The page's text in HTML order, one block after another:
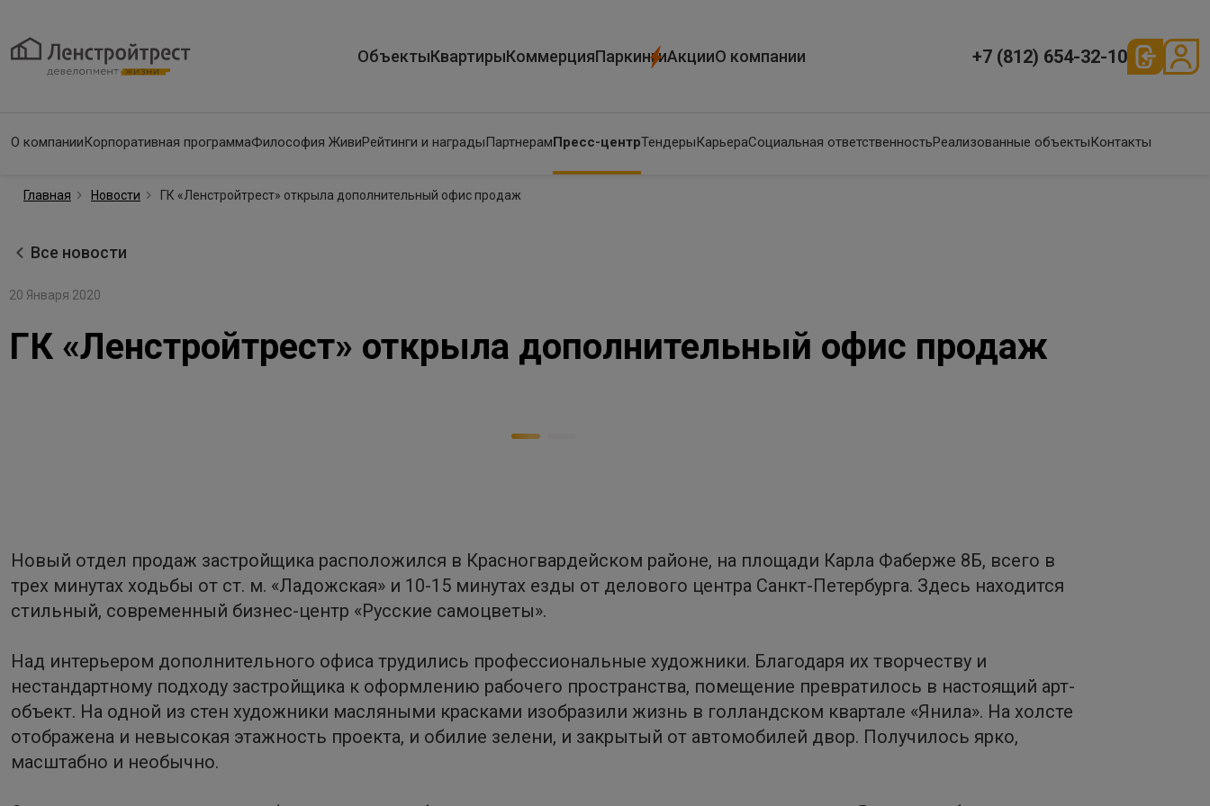
ОбъектыКвартирыКоммерцияПаркингиАкцииО компании +7 (812) 654-32-10
О компанииКорпоративная программаФилософия ЖивиРейтинги и наградыПартнерамПресс-центрТендерыКарьераСоциальная ответственностьРеализованные объектыКонтакты
Главная Новости ГК «Ленстройтрест» открыла дополнительный офис продаж
Все новости
20 Января 2020
ГК «Ленстройтрест» открыла дополнительный офис продаж
Новый отдел продаж застройщика расположился в Красногвардейском районе, на площади Карла Фаберже 8Б, всего в
трех минутах ходьбы от ст. м. «Ладожская» и 10-15 минутах езды от делового центра Санкт-Петербурга. Здесь находится
стильный, современный бизнес-центр «Русские самоцветы».
Над интерьером дополнительного офиса трудились профессиональные художники. Благодаря их творчеству и
нестандартному подходу застройщика к оформлению рабочего пространства, помещение превратилось в настоящий арт-
объект. На одной из стен художники масляными красками изобразили жизнь в голландском квартале «Янила». На холсте
отображена и невысокая этажность проекта, и обилие зелени, и закрытый от автомобилей двор. Получилось ярко,
масштабно и необычно.